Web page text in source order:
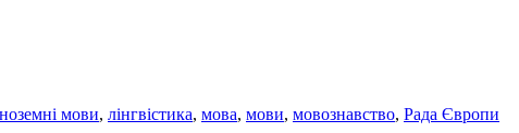
мови, лінгвістика, мова, мови, мовознавство, Рада Європи